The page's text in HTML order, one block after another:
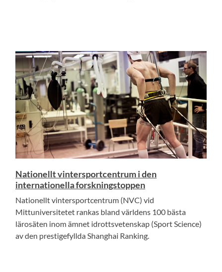
Nationellt vintersportcentrum i den
internationella forskningstoppen
Nationellt vintersportcentrum (NVC) vid
Mittuniversitetet rankas bland världens 100 bästa
lärosäten inom ämnet idrottsvetenskap (Sport Science)
av den prestigefyllda Shanghai Ranking.